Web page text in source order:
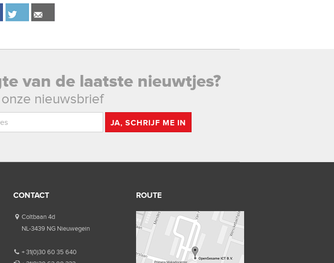
van de laatste nieuwtjes?
nieuwsbrief
JA, SCHRIJF ME IN
CONTACT
Coltbaan 4d
NL-3439 NG Nieuwegein
+ 31(0)30 60 35 640
ROUTE